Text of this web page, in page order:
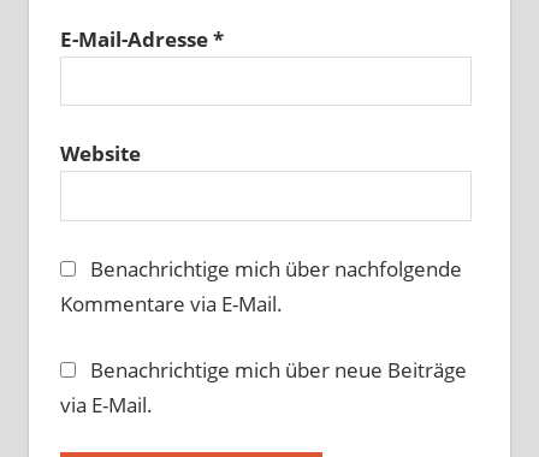
E-Mail-Adresse*
Website
Benachrichtige mich über nachfolgende
Kommentare via E-Mail.
Benachrichtige mich über neue Beiträge
via E-Mail.